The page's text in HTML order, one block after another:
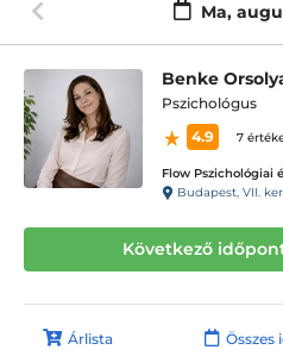
Ma,
Benke
Pszichológus
4.9
7
Budapest, VII. kerület,
Következő
Árlista Összes